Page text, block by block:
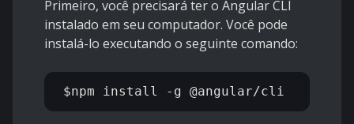
Primeiro, você precisará ter o Angular CLI
instalado em seu computador. Você pode
instalá-lo executando o seguinte comando: